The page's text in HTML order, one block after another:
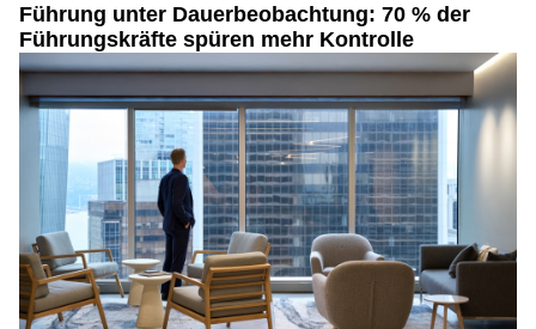
Führung unter Dauerbeobachtung: 70 % der
Führungskräfte spüren mehr Kontrolle